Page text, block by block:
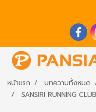
หน้าแรก บทความทั้งหมด
SANSIRI RUNNING